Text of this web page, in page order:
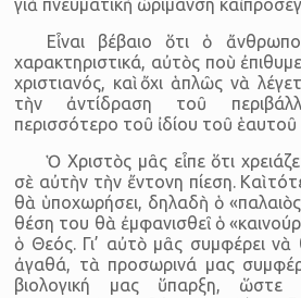
γιὰ πνευματικὴ ὡρίμανση καὶ
Εἶναι βέβαιο ὅτι ὁ
χαρακτηριστικά, αὐτὸς ποὺ
χριστιανός, καὶ ὄχι ἁπλῶς νὰ
τὴν ἀντίδραση τοῦ
περισσότερο τοῦ ἰδίου τοῦ ἑαυτοῦ
Ὁ Χριστὸς μᾶς εἶπε ὅτι
σὲ αὐτὴν τὴν ἔντονη πίεση. Καὶ
θὰ ὑποχωρήσει, δηλαδὴ ὁ
θέση του θὰ ἐμφανισθεῖ ὁ
ὁ Θεός. Γι’ αὐτὸ μᾶς συμφέρει νὰ
ἀγαθά, τὰ προσωρινά μας
βιολογική μας ὕπαρξη, ὥστε